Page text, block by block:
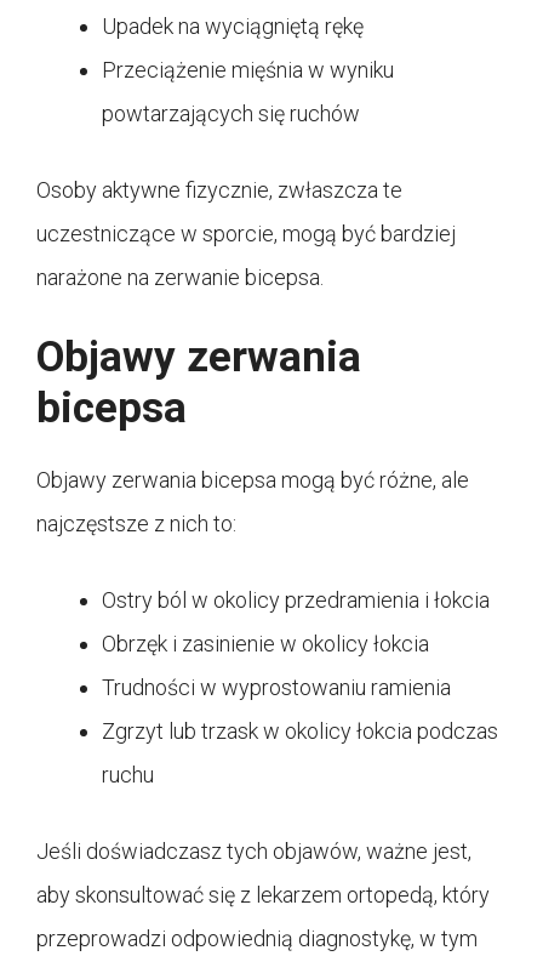
Upadek na wyciągniętą rękę
Przeciążenie mięśnia w wyniku
powtarzających się ruchów
Osoby aktywne fizycznie, zwłaszcza te
uczestniczące w sporcie, mogą być bardziej
narażone na zerwanie bicepsa.
Objawy zerwania
bicepsa
Objawy zerwania bicepsa mogą być różne, ale
najczęstsze z nich to:
Ostry ból w okolicy przedramienia i łokcia
Obrzęk i zasinienie w okolicy łokcia
Trudności w wyprostowaniu ramienia
Zgrzyt lub trzask w okolicy łokcia podczas
ruchu
Jeśli doświadczasz tych objawów, ważne jest,
aby skonsultować się z lekarzem ortopedą, który
przeprowadzi odpowiednią diagnostykę, w tym